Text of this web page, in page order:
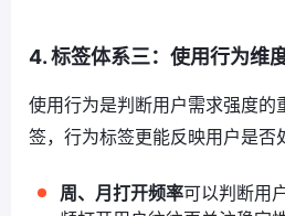
4. 标签体系三：使用行为维
使用行为是判断用户需求强度的
签，行为标签更能反映用户是否
周、月打开频率可以判断用